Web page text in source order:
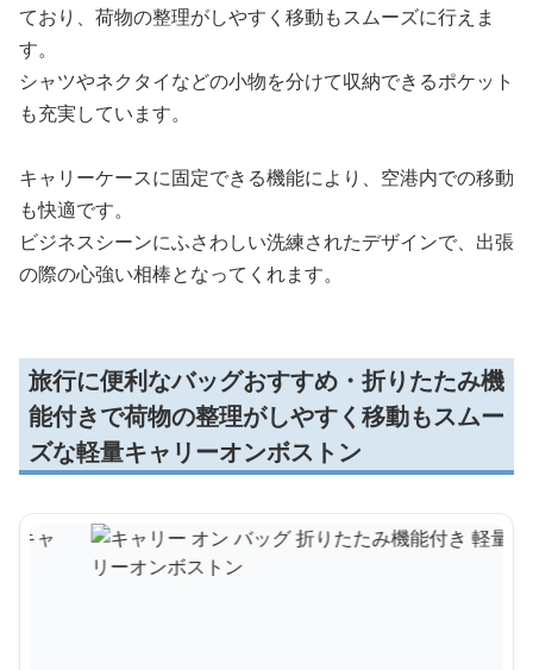
ており、荷物の整理がしやすく移動もスムーズに行えま
す。
シャツやネクタイなどの小物を分けて収納できるポケット
も充実しています。
キャリーケースに固定できる機能により、空港内での移動
も快適です。
ビジネスシーンにふさわしい洗練されたデザインで、出張
の際の心強い相棒となってくれます。
旅行に便利なバッグおすすめ・折りたたみ機
能付きで荷物の整理がしやすく移動もスムー
ズな軽量キャリーオンボストン